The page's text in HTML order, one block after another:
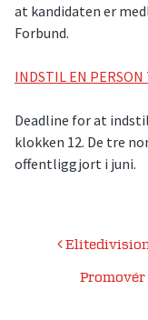
at kandidaten er
Forbund.
INDSTIL EN
Deadline for at
klokken 12. De tre
offentliggjort i juni.